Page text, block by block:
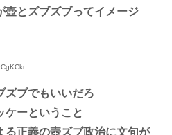
壺とズブズブってイメージ
ズブでもいいだろ
ケーということ
る正義の壺ズブ政治に文句が